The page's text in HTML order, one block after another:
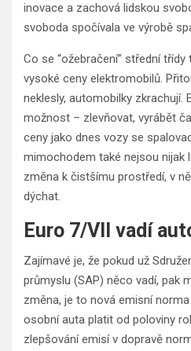
inovace a zachová lidskou
svoboda spočívala ve výrobě
Co se “ožebračení” střední
vysoké ceny elektromobilů.
neklesly, automobilky zkrachují.
možnost – zlevňovat, vyrábět
ceny jako dnes vozy se
mimochodem také nejsou nijak
změna k čistšímu prostředí, v
dýchat.
Euro 7/VII vadí
Zajímavé je, že pokud už
průmyslu (SAP) něco vadí, pak
změna, je to nová emisní
osobní auta platit od poloviny
zlepšování emisí v dopravě